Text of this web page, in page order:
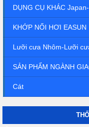
DỤNG CỤ KHÁC
KHỚP NỐI HƠI EASUN
Lưỡi cưa Nhôm-Lưỡi
SẢN PHẨM NGÀNH
Cát